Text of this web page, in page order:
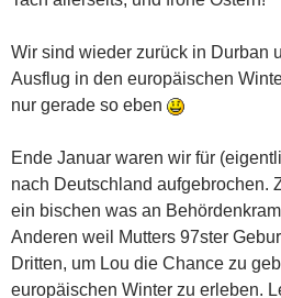
Wir sind wieder zurück in Durban
Ausflug in den europäischen
nur gerade so eben
Ende Januar waren wir für
nach Deutschland aufgebrochen.
ein bischen was an
Anderen weil Mutters 97ster
Dritten, um Lou die Chance zu
europäischen Winter zu erleben.